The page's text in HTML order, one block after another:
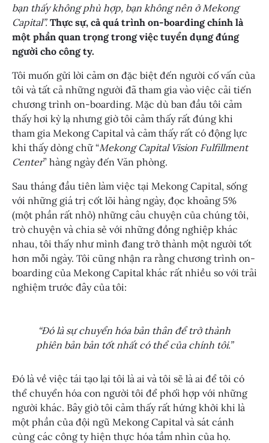
bạn thấy không phù hợp, bạn không nên ở Mekong
Capital”. Thực sự, cả quá trình on-boarding chính là
một phần quan trọng trong việc tuyển dụng đúng
người cho công ty.
Tôi muốn gửi lời cảm ơn đặc biệt đến người cố vấn của
tôi và tất cả những người đã tham gia vào việc cải tiến
chương trình on-boarding. Mặc dù ban đầu tôi cảm
thấy hơi kỳ lạ nhưng giờ tôi cảm thấy rất đúng khi
tham gia Mekong Capital và cảm thấy rất có động lực
khi thấy dòng chữ “Mekong Capital Vision Fulfillment
Center” hàng ngày đến Văn phòng.
Sau tháng đầu tiên làm việc tại Mekong Capital, sống
với những giá trị cốt lõi hàng ngày, đọc khoảng 5%
(một phần rất nhỏ) những câu chuyện của chúng tôi,
trò chuyện và chia sẻ với những đồng nghiệp khác
nhau, tôi thấy như mình đang trở thành một người tốt
hơn mỗi ngày. Tôi cũng nhận ra rằng chương trình on-
boarding của Mekong Capital khác rất nhiều so với trải
nghiệm trước đây của tôi:
“Đó là sự chuyển hóa bản thân để trở thành
phiên bản bản tốt nhất có thể của chính tôi.”
Đó là về việc tái tạo lại tôi là ai và tôi sẽ là ai để tôi có
thể chuyển hóa con người tôi để phối hợp với những
người khác. Bây giờ tôi cảm thấy rất hứng khởi khi là
một phần của đội ngũ Mekong Capital và sát cánh
cùng các công ty hiện thực hóa tầm nhìn của họ.